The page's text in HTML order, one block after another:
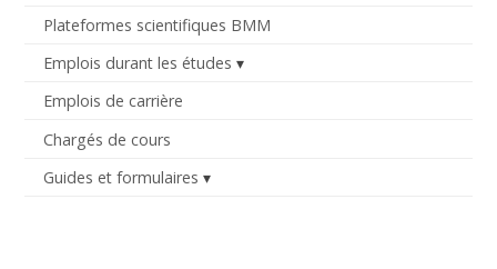
Plateformes scientifiques BMM
Emplois durant les études
Emplois de carrière
Chargés de cours
Guides et formulaires